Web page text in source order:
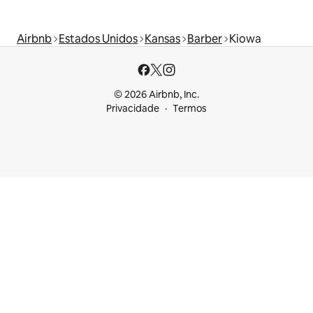
Airbnb Estados Unidos Kansas Barber Kiowa
© 2026 Airbnb, Inc.
Privacidade
Termos